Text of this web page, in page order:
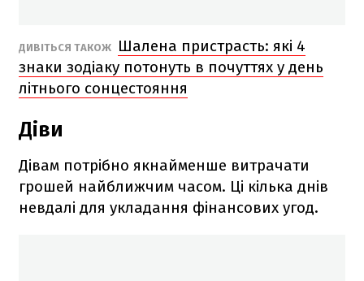
ДИВІТЬСЯ ТАКОЖ
Шалена пристрасть: які 4
знаки зодіаку потонуть в почуттях у день
літнього сонцестояння
Діви
Дівам потрібно якнайменше витрачати
грошей найближчим часом. Ці кілька днів
невдалі для укладання фінансових угод.